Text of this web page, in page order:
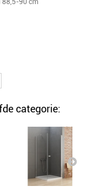
categorie: